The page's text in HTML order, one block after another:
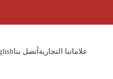
علاماتنا التجاريةأتصل بنا